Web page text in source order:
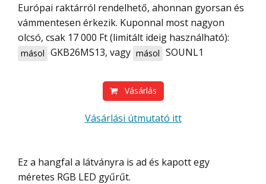
Európai raktárról rendelhető, ahonnan gyorsan és
vámmentesen érkezik. Kuponnal most nagyon
olcsó, csak 17 000 Ft (limitált ideig használható):
másol GKB26MS13, vagy másol SOUNL1
Vásárlás
Vásárlási útmutató itt
Ez a hangfal a látványra is ad és kapott egy
méretes RGB LED gyűrűt.